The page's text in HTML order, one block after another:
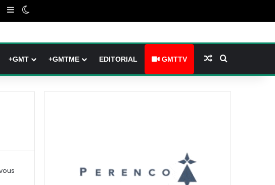
WhatsApp
Sidebar (barre latérale)
+GMT +GMTME EDITORIAL GMTTV Article Aléatoire